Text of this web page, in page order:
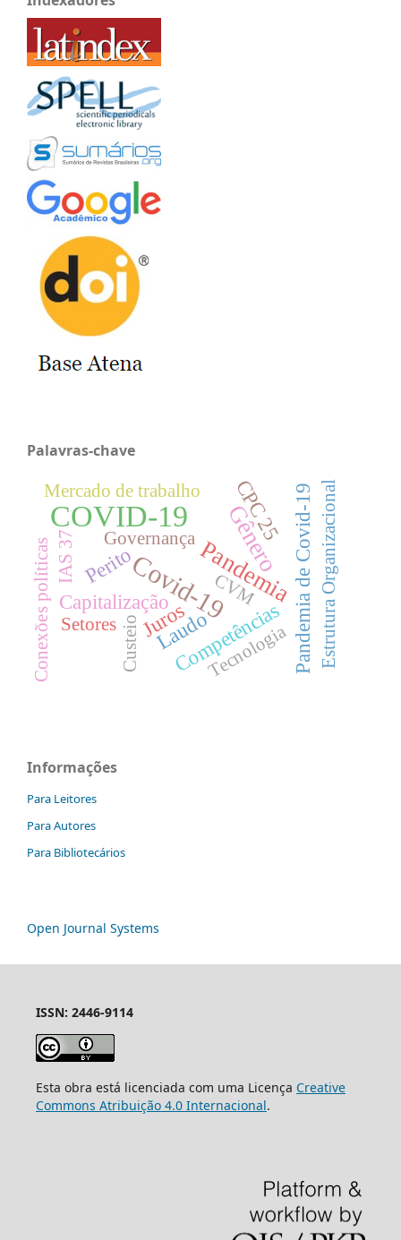
Palavras-chave
COVID-19
Covid-19
Gênero
PandemiaPandemia de Covid-19
Capitalização
Juros
Laudo
Perito
Competências
CPC 25
Governança Estrutura Organizacional
Custeio Tecnologia
Mercado de trabalho
Setores
Conexões políticasIAS 37
CVM
Informações
Para Leitores
Para Autores
Para Bibliotecários
Open Journal Systems
ISSN: 2446-9114
Esta obra está licenciada com uma Licença Creative
Commons Atribuição 4.0 Internacional.